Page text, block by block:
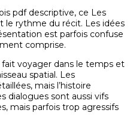
pdf descriptive, ce Les
le rythme du récit. Les idées
est parfois confuse
comprise.
voyager dans le temps et
spatial. Les
mais l’histoire
dialogues sont aussi vifs
mais parfois trop agressifs